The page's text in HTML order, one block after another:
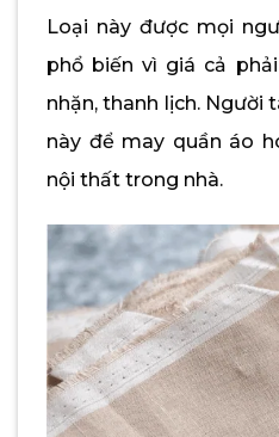
Loại này được mọi
phổ biến vì giá cả
nhặn, thanh lịch. Người
này để may quần áo
nội thất trong nhà.